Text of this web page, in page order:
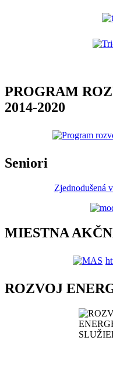
PROGRAM
2014-2020
Seniori
Zjednodušená
MIESTNA
ROZVOJ